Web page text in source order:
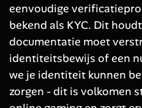
eenvoudige
bekend als KYC. Dit
documentatie moet
identiteitsbewijs of een
we je identiteit kunnen
zorgen - dit is volkomen